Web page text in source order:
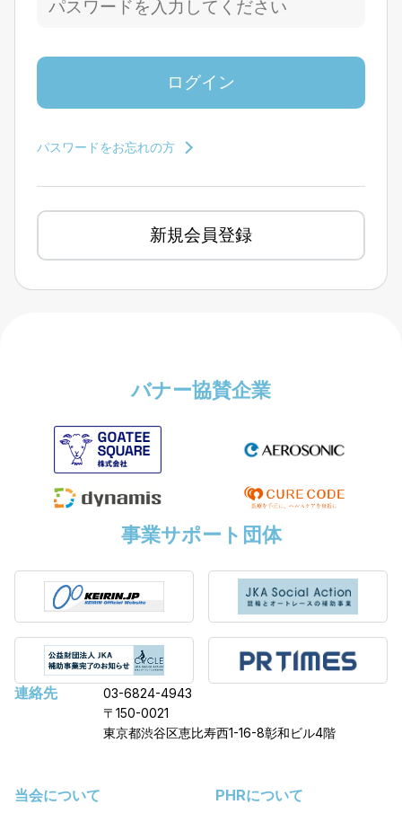
パスワードをお忘れの方
新規会員登録
バナー協賛企業
事業サポート団体
連絡先
03-6824-4943
〒150-0021
東京都渋谷区恵比寿西1-16-8彰和ビル4階
当会について PHRについて